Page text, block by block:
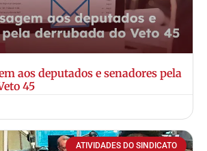
aos deputados e senadores pela
45
ATIVIDADES DO SINDICATO